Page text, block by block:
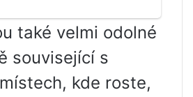
také velmi odolné
související s
kde roste,